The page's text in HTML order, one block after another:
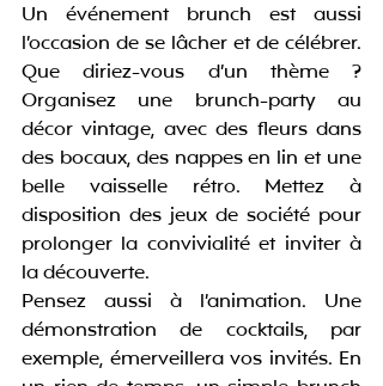
Un événement brunch est aussi
l’occasion de se lâcher et de célébrer.
Que diriez-vous d’un thème ?
Organisez une brunch-party au
décor vintage, avec des fleurs dans
des bocaux, des nappes en lin et une
belle vaisselle rétro. Mettez à
disposition des jeux de société pour
prolonger la convivialité et inviter à
la découverte.
Pensez aussi à l’animation. Une
démonstration de cocktails, par
exemple, émerveillera vos invités. En